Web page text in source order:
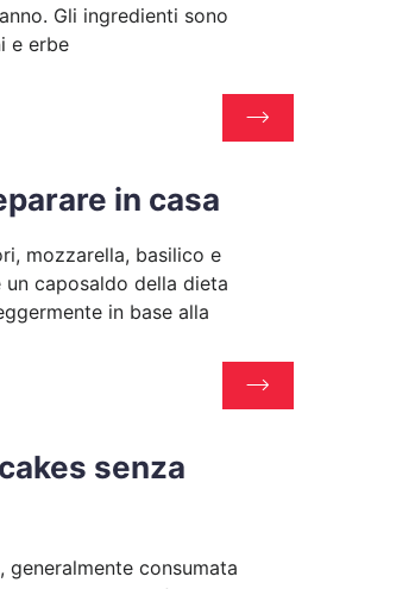
Gli ingredienti sono
e erbe
in casa
mozzarella, basilico e
caposaldo della dieta
in base alla
senza
consumata